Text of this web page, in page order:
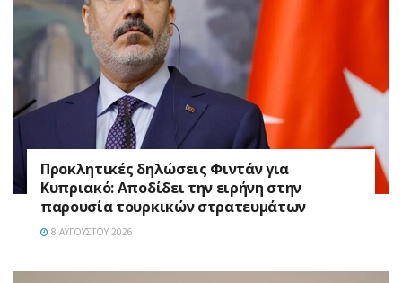
Προκλητικές δηλώσεις Φιντάν για
Κυπριακό: Αποδίδει την ειρήνη στην
παρουσία τουρκικών στρατευμάτων
8 ΑΥΓΟΎΣΤΟΥ 2026